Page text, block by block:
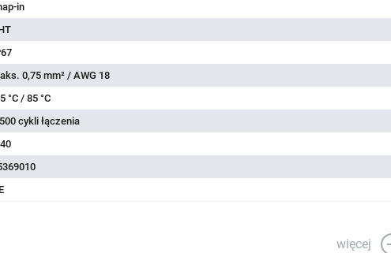
in
0,75 mm² / AWG 18
°C / 85 °C
cykli łączenia
więcej